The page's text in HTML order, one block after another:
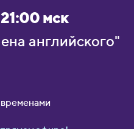
мск
английского"